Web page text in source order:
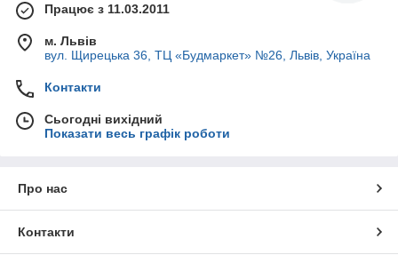
Працює з 11.03.2011
м. Львів
вул. Щирецька 36, ТЦ «Будмаркет» №26, Львів, Україна
Контакти
Сьогодні вихідний
Показати весь графік роботи
Про нас
Контакти